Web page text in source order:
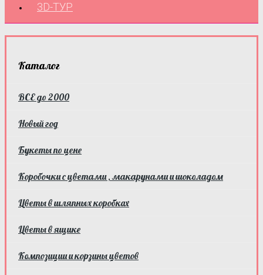
3D-ТУР
Каталог
ВСЕ до 2000
Новый год
Букеты по цене
Коробочки с цветами , макарунами и шоколадом
Цветы в шляпных коробках
Цветы в ящике
Композиции и корзины цветов